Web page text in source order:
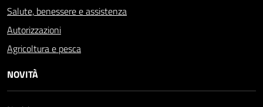
Salute, benessere e assistenza
Autorizzazioni
Agricoltura e pesca
NOVITÀ